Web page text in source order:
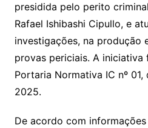
presidida pelo perito
Rafael Ishibashi Cipullo, e
investigações, na produção
provas periciais. A
Portaria Normativa IC nº
2025.
De acordo com